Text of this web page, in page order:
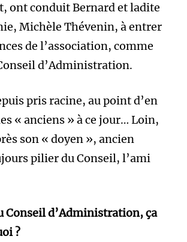
ont conduit Bernard et ladite
Michèle Thévenin, à entrer
de l’association, comme
d’Administration.
pris racine, au point d’en
« anciens » à ce jour… Loin,
son « doyen », ancien
pilier du Conseil, l’ami
Conseil d’Administration, ça
?